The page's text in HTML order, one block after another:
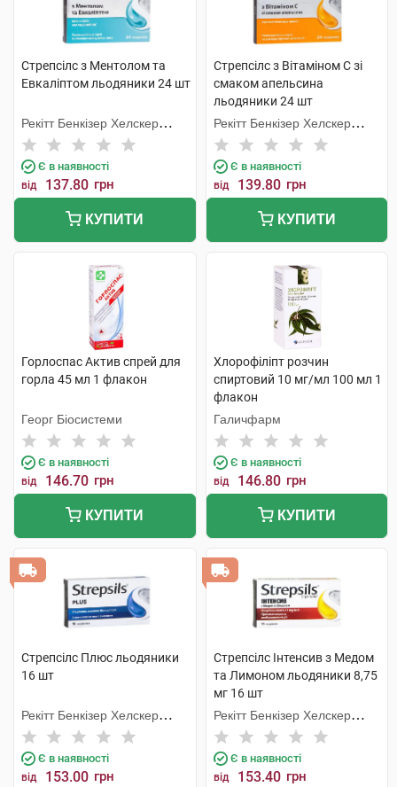
Стрепсілс з Ментолом та
Евкаліптом льодяники 24 шт
Рекітт Бенкізер Хелскер
Інтернешнл
Є в наявності
від 137.80 грн
КУПИТИ
Стрепсілс з Вітаміном C зі
смаком апельсина
льодяники 24 шт
Рекітт Бенкізер Хелскер
Інтернешнл
Є в наявності
від 139.80 грн
КУПИТИ
Горлоспас Актив спрей для
горла 45 мл 1 флакон
Георг Біосистеми
Є в наявності
від 146.70 грн
КУПИТИ
Хлорофіліпт розчин
спиртовий 10 мг/мл 100 мл 1
флакон
Галичфарм
Є в наявності
від 146.80 грн
КУПИТИ
Стрепсілс Плюс льодяники
16 шт
Рекітт Бенкізер Хелскер
Інтернешнл
Є в наявності
від 153.00 грн
Стрепсілс Інтенсив з Медом
та Лимоном льодяники 8,75
мг 16 шт
Рекітт Бенкізер Хелскер
Інтернешнл
Є в наявності
від 153.40 грн